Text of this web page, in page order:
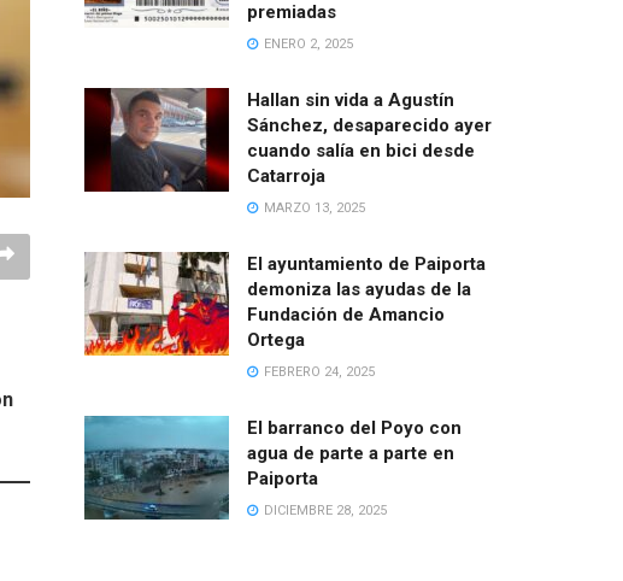
premiadas
ENERO 2, 2025
Hallan sin vida a Agustín
Sánchez, desaparecido ayer
cuando salía en bici desde
Catarroja
MARZO 13, 2025
El ayuntamiento de Paiporta
demoniza las ayudas de la
Fundación de Amancio
Ortega
FEBRERO 24, 2025
El barranco del Poyo con
agua de parte a parte en
Paiporta
DICIEMBRE 28, 2025